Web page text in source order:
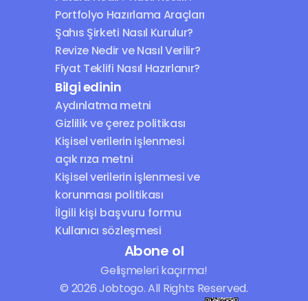
Portfolyo Hazırlama Araçları
Şahıs Şirketi Nasıl Kurulur?
Revize Nedir ve Nasıl Verilir?
Fiyat Teklifi Nasıl Hazırlanır?
Bilgi edinin
Aydınlatma metni
Gizlilik ve çerez politikası
Kişisel verilerin işlenmesi
açık rıza metni
Kişisel verilerin işlenmesi ve
korunması politikası
İlgili kişi başvuru formu
Kullanıcı sözleşmesi
© 2026 Jobtogo. All Rights Reserved.
Abone ol
Gelişmeleri kaçırma!